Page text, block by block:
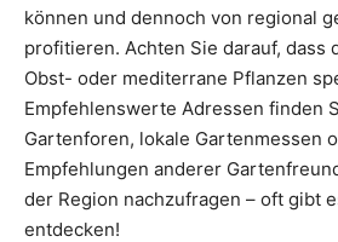
können und dennoch von regional
profitieren. Achten Sie darauf, dass
Obst- oder mediterrane Pflanzen
Empfehlenswerte Adressen finden
Gartenforen, lokale Gartenmessen
Empfehlungen anderer
der Region nachzufragen – oft gibt
entdecken!